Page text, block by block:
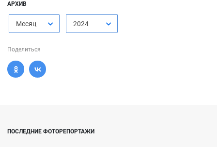
АРХИВ
Месяц 2024
Поделиться
ПОСЛЕДНИЕ ФОТОРЕПОРТАЖИ